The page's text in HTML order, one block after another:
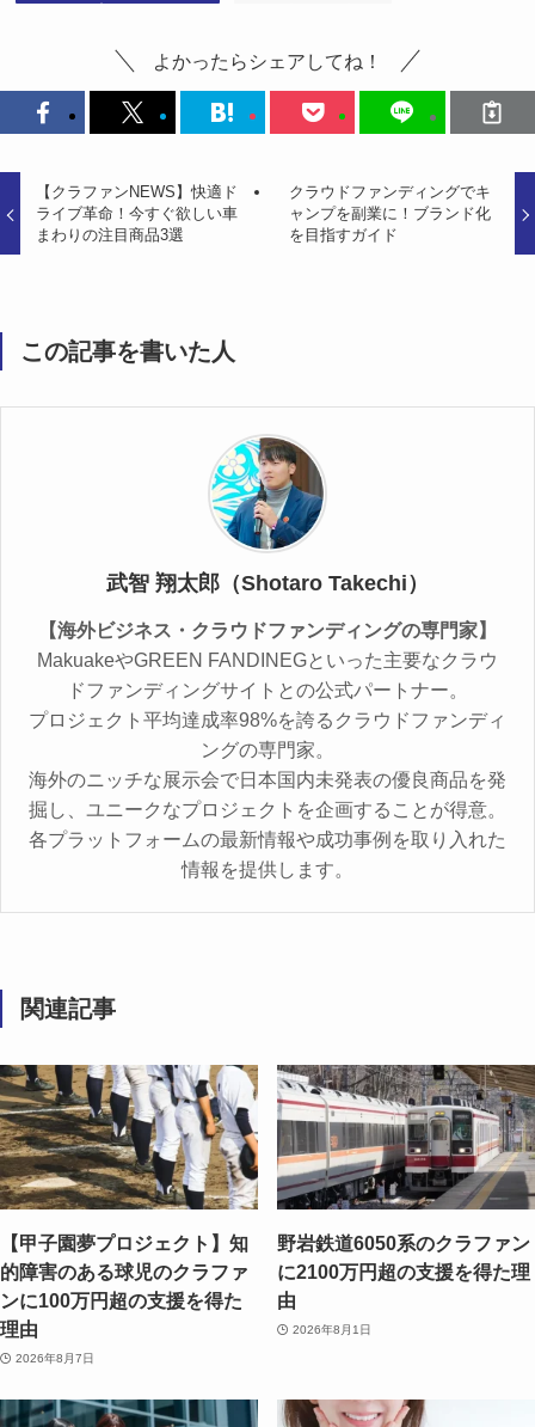
よかったらシェアしてね！
【クラファンNEWS】快適ド
ライブ革命！今すぐ欲しい車
まわりの注目商品3選
クラウドファンディングでキ
ャンプを副業に！ブランド化
を目指すガイド
この記事を書いた人
武智 翔太郎（Shotaro Takechi）
【海外ビジネス・クラウドファンディングの専門家】
MakuakeやGREEN FANDINEGといった主要なクラウ
ドファンディングサイトとの公式パートナー。
プロジェクト平均達成率98%を誇るクラウドファンディ
ングの専門家。
海外のニッチな展示会で日本国内未発表の優良商品を発
掘し、ユニークなプロジェクトを企画することが得意。
各プラットフォームの最新情報や成功事例を取り入れた
情報を提供します。
関連記事
【甲子園夢プロジェクト】知
的障害のある球児のクラファ
ンに100万円超の支援を得た
理由
2026年8月7日
野岩鉄道6050系のクラファン
に2100万円超の支援を得た理
由
2026年8月1日